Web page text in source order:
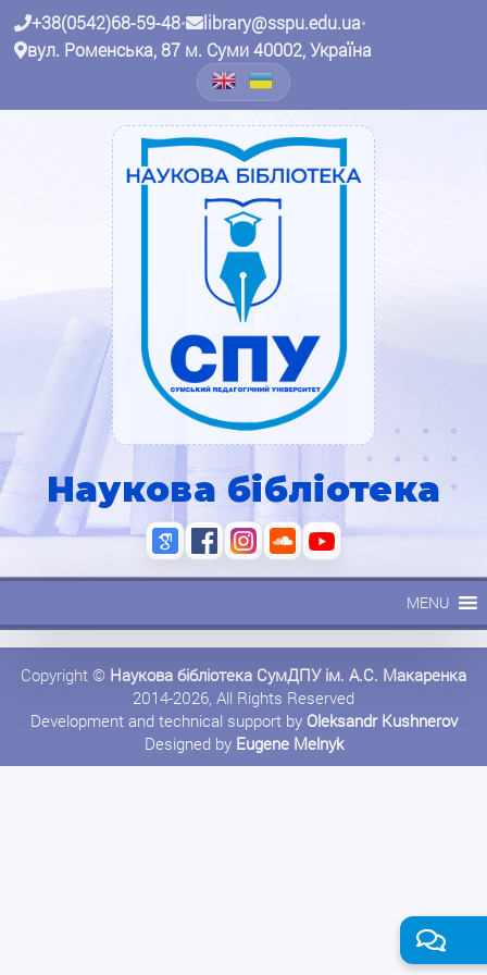
+38(0542)68-59-48• library@sspu.edu.ua•
вул. Роменська, 87 м. Суми 40002, Україна
Наукова бібліотека
MENU
Copyright © Наукова бібліотека СумДПУ ім. А.С. Макаренка
2014-2026, All Rights Reserved
Development and technical support by Oleksandr Kushnerov
Designed by Eugene Melnyk